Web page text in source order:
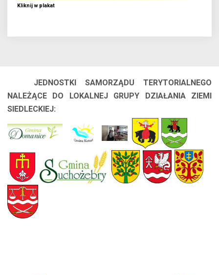
Kliknij w plakat
JEDNOSTKI SAMORZĄDU TERYTORIALNEGO
NALEŻĄCE DO LOKALNEJ GRUPY DZIAŁANIA ZIEMI
SIEDLECKIEJ: